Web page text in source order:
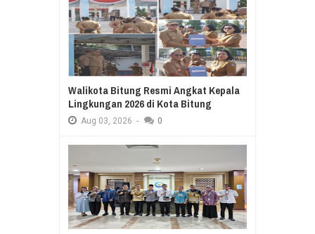
Walikota Bitung Resmi Angkat Kepala
Lingkungan 2026 di Kota Bitung
Aug 03, 2026 - 0